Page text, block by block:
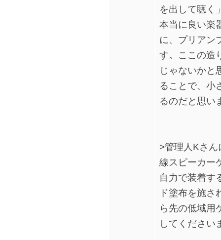
を出して聴く
本当に良い楽
に、プリアン
す。ここの造
じゃないかと
ることで、小
るのだと思い
>管理人Kさ
線スピーカー
自力で装着す
ド塗布を施さ
ら先の低域用
してください